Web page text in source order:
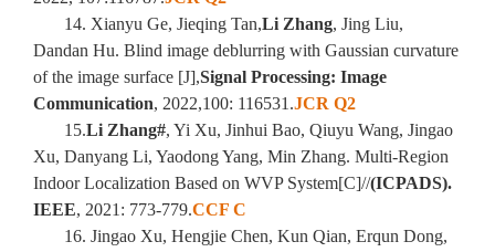
14. Xianyu Ge, Jieqing Tan,Li Zhang, Jing Liu,
Dandan Hu. Blind image deblurring with Gaussian curvature
of the image surface [J],Signal Processing: Image
Communication, 2022,100: 116531.JCR Q2
15.Li Zhang#, Yi Xu, Jinhui Bao, Qiuyu Wang, Jingao
Xu, Danyang Li, Yaodong Yang, Min Zhang. Multi-Region
Indoor Localization Based on WVP System[C]//(ICPADS).
IEEE, 2021: 773-779.CCF C
16. Jingao Xu, Hengjie Chen, Kun Qian, Erqun Dong,